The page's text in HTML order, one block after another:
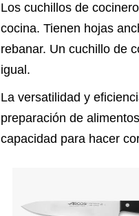
Los cuchillos de
cocina. Tienen hojas
rebanar. Un cuchillo de
igual.
La versatilidad y
preparación de
capacidad para hacer